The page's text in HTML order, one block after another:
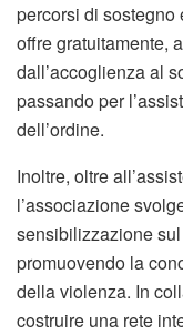
percorsi di sostegno
offre gratuitamente,
dall’accoglienza al
passando per
dell’ordine.
Inoltre, oltre
l’associazione
sensibilizzazione
promuovendo la
della violenza. In
costruire una rete